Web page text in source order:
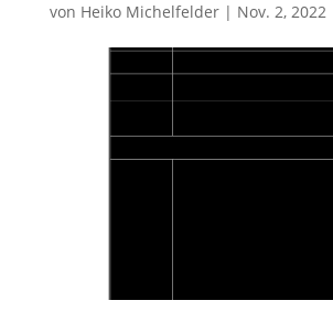
von Heiko Michelfelder| Nov. 2, 2022